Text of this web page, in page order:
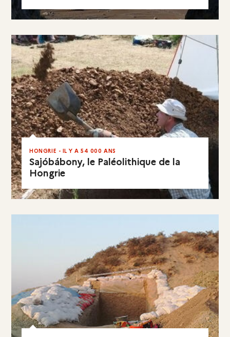
EN RÉSUMÉ
Sajóbábony, le Paléolithique de la
Hongrie
HONGRIE - IL Y A 54 000 ANS
EN RÉSUMÉ